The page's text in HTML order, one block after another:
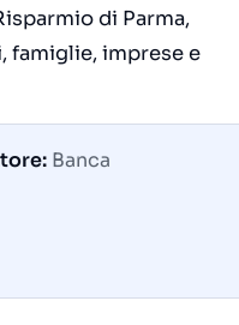
di Parma,
famiglie, imprese e
Banca